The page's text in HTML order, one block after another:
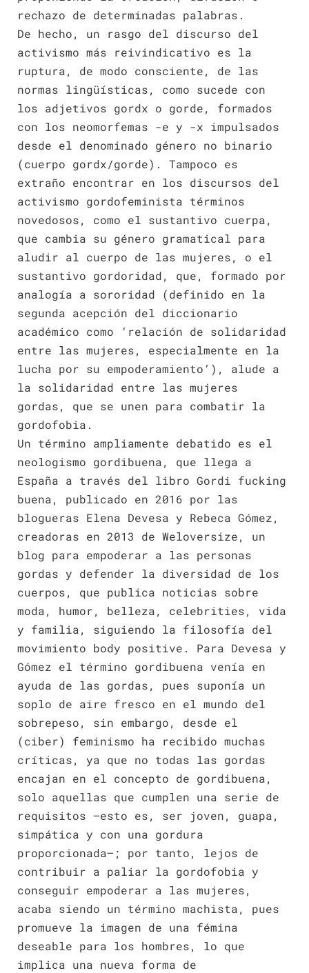
rechazo de determinadas palabras.
De hecho, un rasgo del discurso del
activismo más reivindicativo es la
ruptura, de modo consciente, de las
normas lingüísticas, como sucede con
los adjetivos gordx o gorde, formados
con los neomorfemas -e y -x impulsados
desde el denominado género no binario
(cuerpo gordx/gorde). Tampoco es
extraño encontrar en los discursos del
activismo gordofeminista términos
novedosos, como el sustantivo cuerpa,
que cambia su género gramatical para
aludir al cuerpo de las mujeres, o el
sustantivo gordoridad, que, formado por
analogía a sororidad (definido en la
segunda acepción del diccionario
académico como ‘relación de solidaridad
entre las mujeres, especialmente en la
lucha por su empoderamiento’), alude a
la solidaridad entre las mujeres
gordas, que se unen para combatir la
gordofobia.
Un término ampliamente debatido es el
neologismo gordibuena, que llega a
España a través del libro Gordi fucking
buena, publicado en 2016 por las
blogueras Elena Devesa y Rebeca Gómez,
creadoras en 2013 de Weloversize, un
blog para empoderar a las personas
gordas y defender la diversidad de los
cuerpos, que publica noticias sobre
moda, humor, belleza, celebrities, vida
y familia, siguiendo la filosofía del
movimiento body positive. Para Devesa y
Gómez el término gordibuena venía en
ayuda de las gordas, pues suponía un
soplo de aire fresco en el mundo del
sobrepeso, sin embargo, desde el
(ciber) feminismo ha recibido muchas
críticas, ya que no todas las gordas
encajan en el concepto de gordibuena,
solo aquellas que cumplen una serie de
requisitos —esto es, ser joven, guapa,
simpática y con una gordura
proporcionada—; por tanto, lejos de
contribuir a paliar la gordofobia y
conseguir empoderar a las mujeres,
acaba siendo un término machista, pues
promueve la imagen de una fémina
deseable para los hombres, lo que
implica una nueva forma de